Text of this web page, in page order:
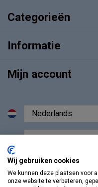
Categorieën
Informatie
Mijn account
Wij gebruiken cookies
We kunnen deze plaatsen voor
onze website te verbeteren,